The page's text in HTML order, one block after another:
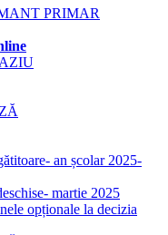
PRIMAR
an școlar 2025-
martie 2025
opționale la decizia